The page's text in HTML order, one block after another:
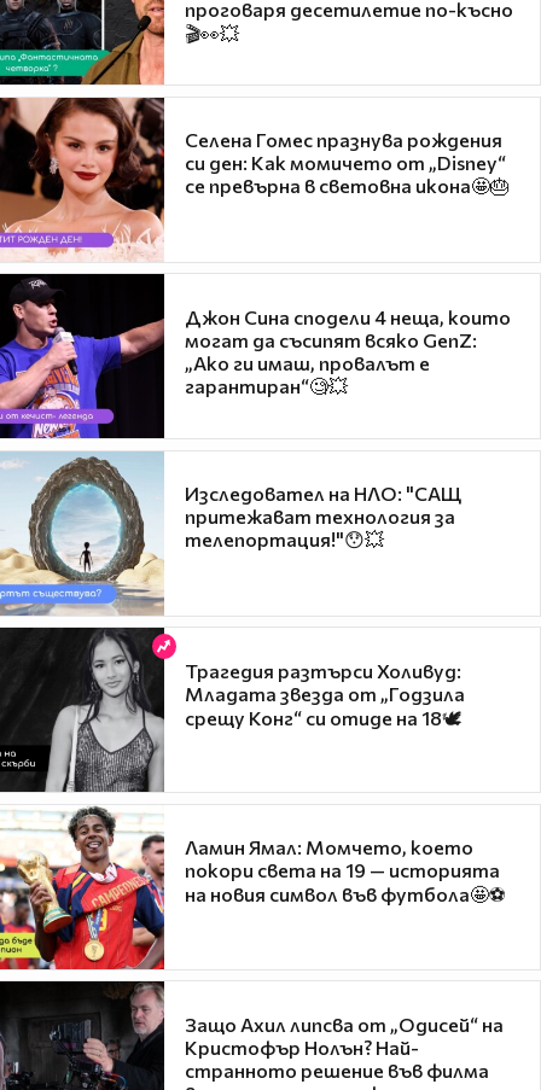
проговаря десетилетие по-късно
🎬👀💥
Селена Гомес празнува рождения
си ден: Как момичето от „Disney“
се превърна в световна икона🤩🎂
Джон Сина сподели 4 неща, които
могат да съсипят всяко GenZ:
„Ако ги имаш, провалът е
гарантиран“🧐💥
Изследовател на НЛО: "САЩ
притежават технология за
телепортация!"😯💥
Трагедия разтърси Холивуд:
Младата звезда от „Годзила
срещу Конг“ си отиде на 18🕊️
Ламин Ямал: Момчето, което
покори света на 19 — историята
на новия символ във футбола🤩⚽
Защо Ахил липсва от „Одисей“ на
Кристофър Нолън? Най-
странното решение във филма